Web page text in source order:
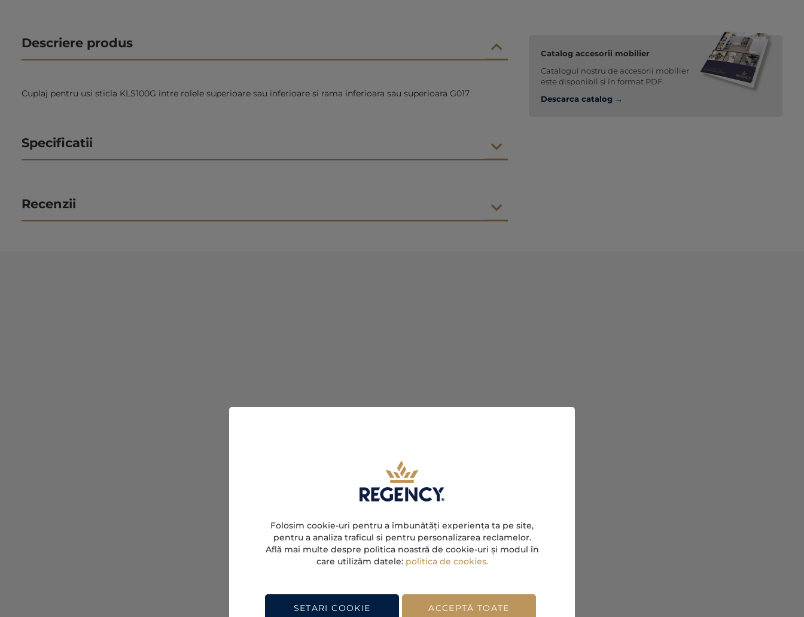
Descriere produs
Cuplaj pentru usi sticla KLS100G intre rolele superioare sau inferioare si rama inferioara sau superioara G017
Specificatii
Recenzii
Catalog accesorii mobilier
Catalogul nostru de accesorii mobilier
este disponibil și în format PDF.
Descarca catalog →